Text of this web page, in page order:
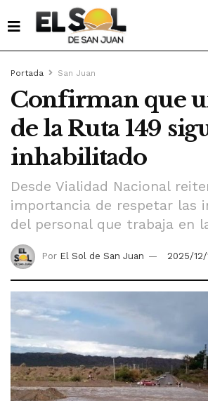
Portada San Juan
Confirman que
de la Ruta 149
inhabilitado
Desde Vialidad Nacional
importancia de respetar las
del personal que trabaja en
Por El Sol de San Juan 2025/12/